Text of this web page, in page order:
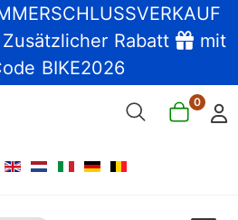
Rabatt
mit
BIKE2026
0